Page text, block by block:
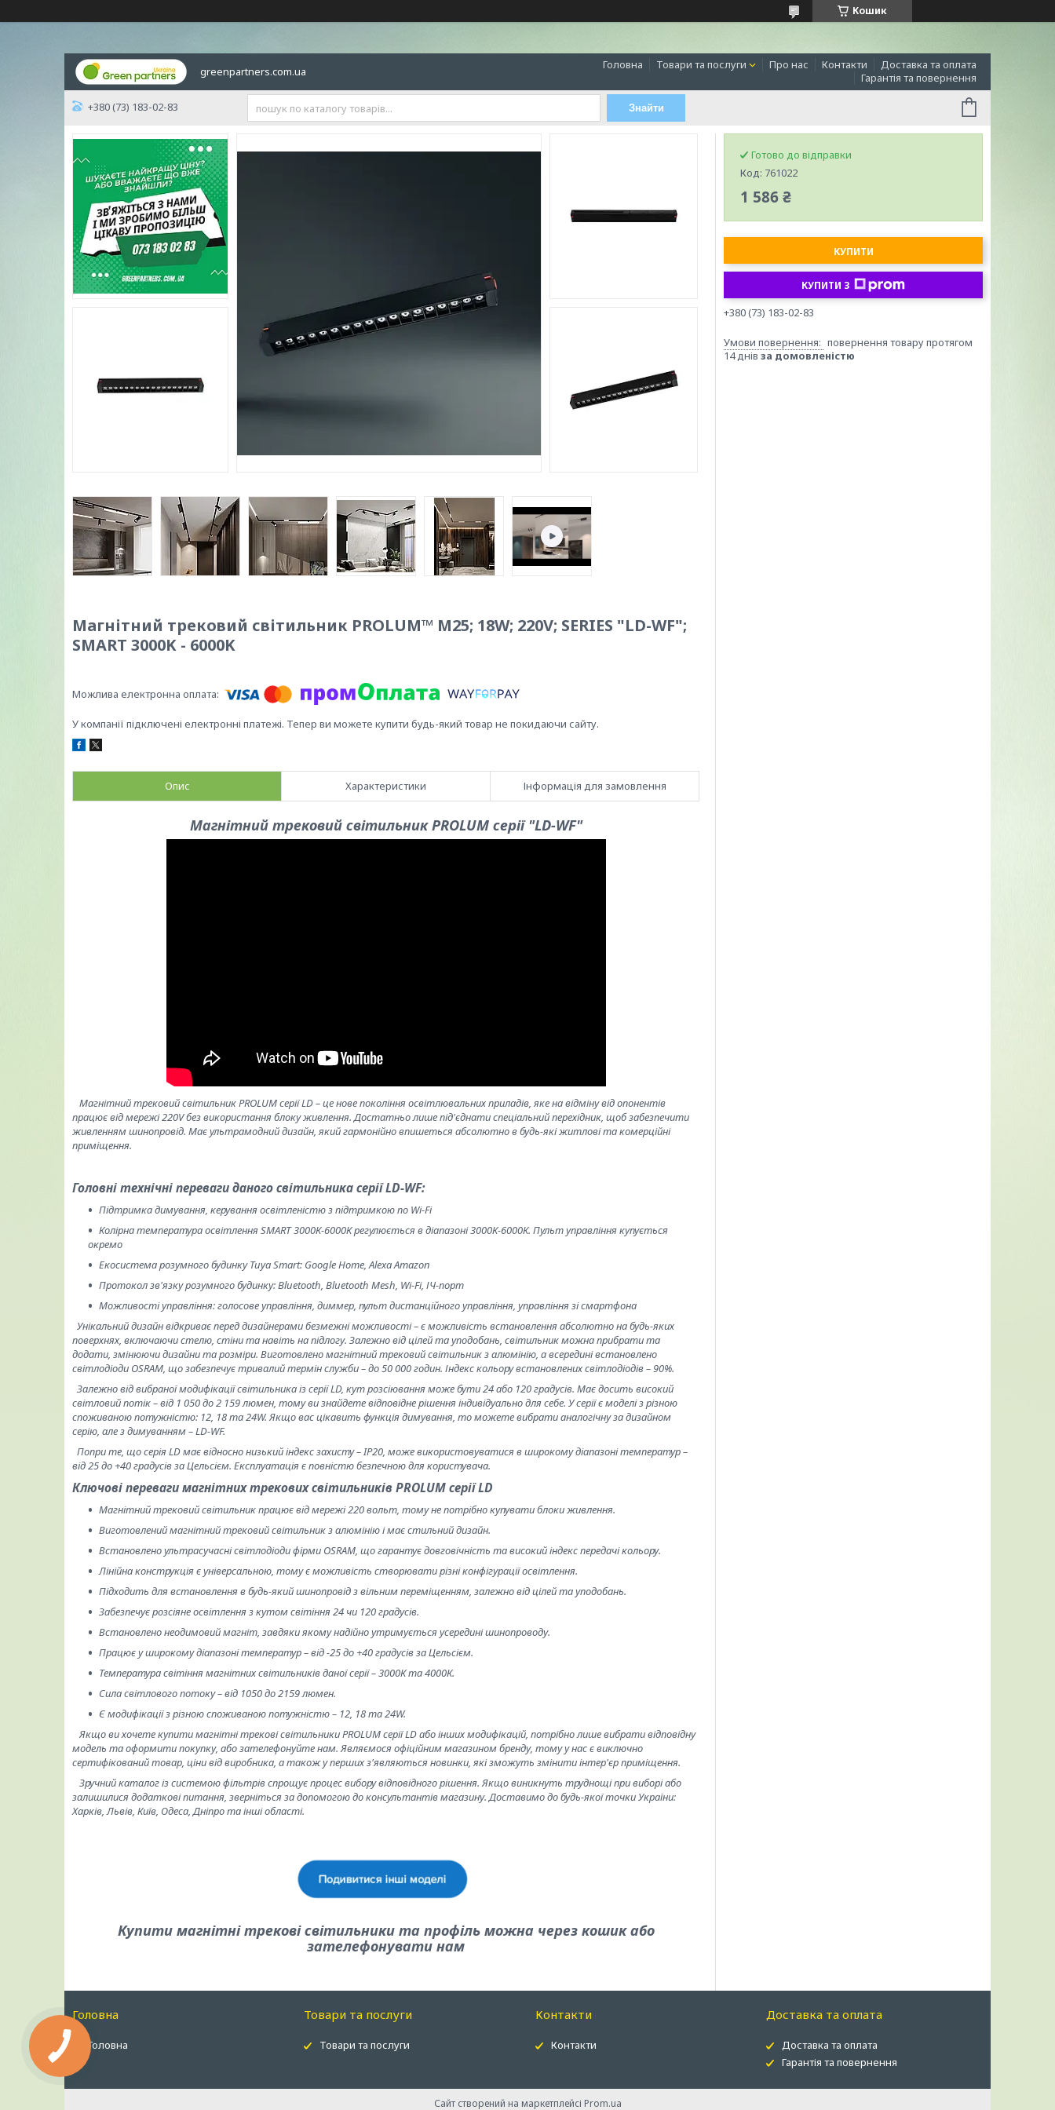
Кошик
greenpartners.com.ua Головна Товари та послуги Про нас Контакти
Доставка та оплата
Гарантія та повернення
+380 (73) 183-02-83 Знайти
Магнітний трековий світильник PROLUM™ M25; 18W; 220V; SERIES "LD-WF";
SMART 3000K - 6000K
У компанії підключені електронні платежі. Тепер ви можете купити будь-який товар не покидаючи сайту.
Опис Характеристики Інформація для замовлення
Магнітний трековий світильник PROLUM серії "LD-WF"
Магнітний трековий світильник PROLUM серії LD – це нове покоління освітлювальних приладів, яке на відміну від опонентів
працює від мережі 220V без використання блоку живлення. Достатньо лише під'єднати спеціальний перехідник, щоб забезпечити
живленням шинопровід. Має ультрамодний дизайн, який гармонійно впишеться абсолютно в будь-які житлові та комерційні
приміщення.
Головні технічні переваги даного світильника серії LD-WF:
Підтримка димування, керування освітленістю з підтримкою по Wi-Fi
Колірна температура освітлення SMART 3000К-6000К регулюється в діапазоні 3000К-6000К. Пульт управління купується
окремо
Екосистема розумного будинку Tuya Smart: Google Home, Alexa Amazon
Протокол зв'язку розумного будинку: Bluetooth, Bluetooth Mesh, Wi-Fi, ІЧ-порт
Можливості управління: голосове управління, диммер, пульт дистанційного управління, управління зі смартфона
Унікальний дизайн відкриває перед дизайнерами безмежні можливості – є можливість встановлення абсолютно на будь-яких
поверхнях, включаючи стелю, стіни та навіть на підлогу. Залежно від цілей та уподобань, світильник можна прибрати та
додати, змінюючи дизайни та розміри. Виготовлено магнітний трековий світильник з алюмінію, а всередині встановлено
світлодіоди OSRAM, що забезпечує тривалий термін служби – до 50 000 годин. Індекс кольору встановлених світлодіодів – 90%.
Залежно від вибраної модифікації світильника із серії LD, кут розсіювання може бути 24 або 120 градусів. Має досить високий
світловий потік – від 1 050 до 2 159 люмен, тому ви знайдете відповідне рішення індивідуально для себе. У серії є моделі з різною
споживаною потужністю: 12, 18 та 24W. Якщо вас цікавить функція димування, то можете вибрати аналогічну за дизайном
серію, але з димуванням – LD-WF.
Попри те, що серія LD має відносно низький індекс захисту – IP20, може використовуватися в широкому діапазоні температур –
від 25 до +40 градусів за Цельсієм. Експлуатація є повністю безпечною для користувача.
Ключові переваги магнітних трекових світильників PROLUM серії LD
Магнітний трековий світильник працює від мережі 220 вольт, тому не потрібно купувати блоки живлення.
Виготовлений магнітний трековий світильник з алюмінію і має стильний дизайн.
Встановлено ультрасучасні світлодіоди фірми OSRAM, що гарантує довговічність та високий індекс передачі кольору.
Лінійна конструкція є універсальною, тому є можливість створювати різні конфігурації освітлення.
Підходить для встановлення в будь-який шинопровід з вільним переміщенням, залежно від цілей та уподобань.
Забезпечує розсіяне освітлення з кутом світіння 24 чи 120 градусів.
Встановлено неодимовий магніт, завдяки якому надійно утримується усередині шинопроводу.
Працює у широкому діапазоні температур – від -25 до +40 градусів за Цельсієм.
Температура світіння магнітних світильників даної серії – 3000К та 4000К.
Сила світлового потоку – від 1050 до 2159 люмен.
Є модифікації з різною споживаною потужністю – 12, 18 та 24W.
Якщо ви хочете купити магнітні трекові світильники PROLUM серії LD або інших модифікацій, потрібно лише вибрати відповідну
модель та оформити покупку, або зателефонуйте нам. Являємося офіційним магазином бренду, тому у нас є виключно
сертифікований товар, ціни від виробника, а також у перших з'являються новинки, які зможуть змінити інтер'єр приміщення.
Зручний каталог із системою фільтрів спрощує процес вибору відповідного рішення. Якщо виникнуть труднощі при виборі або
залишилися додаткові питання, зверніться за допомогою до консультантів магазину. Доставимо до будь-якої точки України:
Харків, Львів, Київ, Одеса, Дніпро та інші області.
Купити магнітні трекові світильники та профіль можна через кошик або
зателефонувати нам
Готово до відправки
Код: 761022
1 586 ₴
КУПИТИ
КУПИТИ З
+380 (73) 183-02-83
повернення товару протягом
14 днів за домовленістю
Головна
Головна
Товари та послуги
Товари та послуги
Контакти
Контакти
Доставка та оплата
Доставка та оплата
Гарантія та повернення
Сайт створений на маркетплейсі Prom.ua